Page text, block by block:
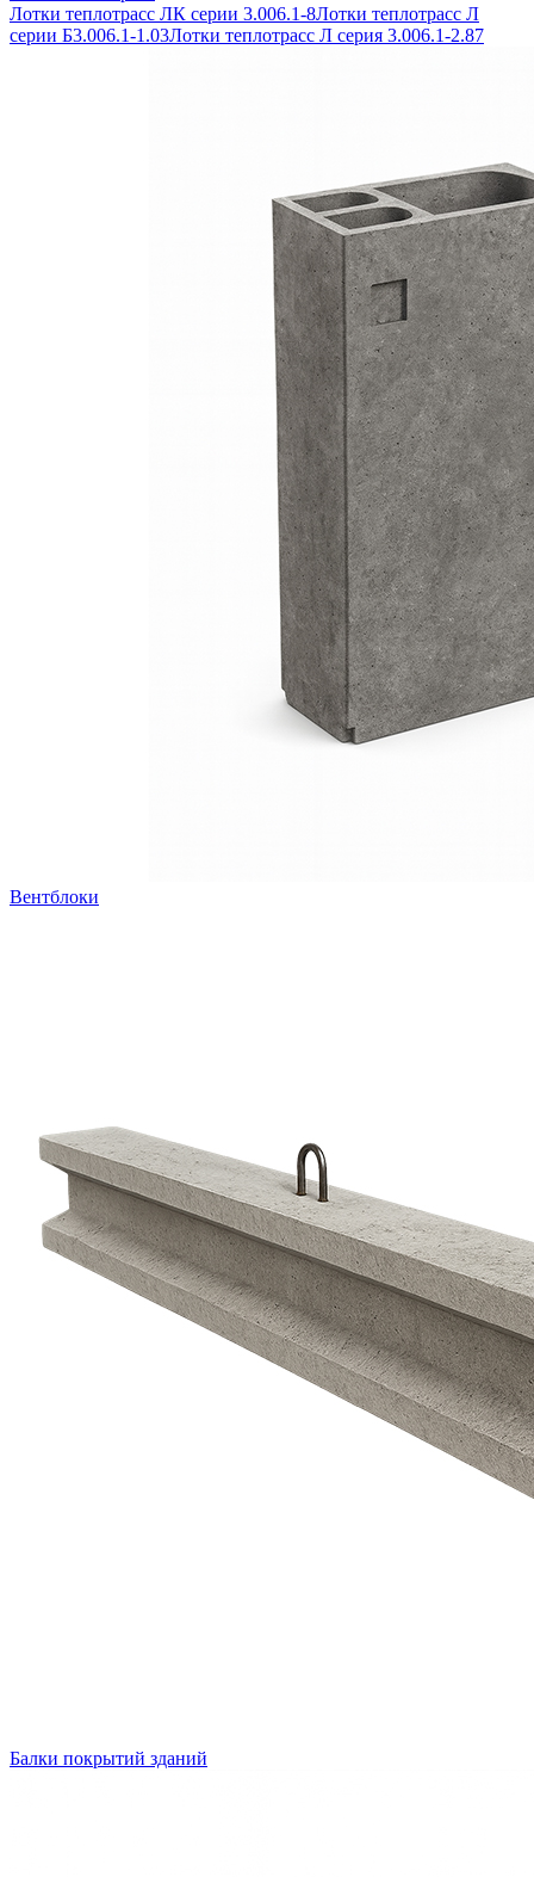
Лотки теплотрасс ЛК серии 3.006.1-8Лотки теплотрасс Л
серии Б3.006.1-1.03Лотки теплотрасс Л серия 3.006.1-2.87
Вентблоки
Балки покрытий зданий